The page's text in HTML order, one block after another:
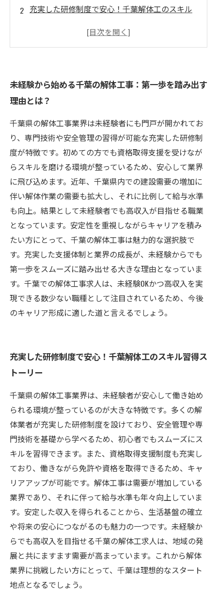
充実した研修制度で安心！千葉解体工のスキル
資格取得で変わる未来：未経験者が高収入を実
のポイント
挑戦から成功へ！千葉の解体工が語る働きやす
さと高収入のリアル
千葉で解体工の求人を探すならここ！未経験歓
迎のポイントまとめ
未経験でも高収入を狙える！千葉解体業界の最
新求人情報と展望
未経験から始める千葉の解体工事：第一歩を踏み出す
理由とは？
千葉県の解体工事業界は未経験者にも門戸が開かれてお
り、専門技術や安全管理の習得が可能な充実した研修制
度が特徴です。初めての方でも資格取得支援を受けなが
らスキルを磨ける環境が整っているため、安心して業界
に飛び込めます。近年、千葉県内での建設需要の増加に
伴い解体作業の需要も拡大し、それに比例して給与水準
も向上。結果として未経験者でも高収入が目指せる職業
となっています。安定性を重視しながらキャリアを積み
たい方にとって、千葉の解体工事は魅力的な選択肢で
す。充実した支援体制と業界の成長が、未経験からでも
第一歩をスムーズに踏み出せる大きな理由となっていま
す。千葉での解体工事求人は、未経験OKかつ高収入を実
現できる数少ない職種として注目されているため、今後
のキャリア形成に適した道と言えるでしょう。
充実した研修制度で安心！千葉解体工のスキル習得ス
トーリー
千葉県の解体工事業界は、未経験者が安心して働き始め
られる環境が整っているのが大きな特徴です。多くの解
体業者が充実した研修制度を設けており、安全管理や専
門技術を基礎から学べるため、初心者でもスムーズにス
キルを習得できます。また、資格取得支援制度も充実し
ており、働きながら免許や資格を取得できるため、キャ
リアアップが可能です。解体工事は需要が増加している
業界であり、それに伴って給与水準も年々向上していま
す。安定した収入を得られることから、生活基盤の確立
や将来の安心につながるのも魅力の一つです。未経験か
らでも高収入を目指せる千葉の解体工求人は、地域の発
展と共にますます需要が高まっています。これから解体
業界に挑戦したい方にとって、千葉は理想的なスタート
地点となるでしょう。